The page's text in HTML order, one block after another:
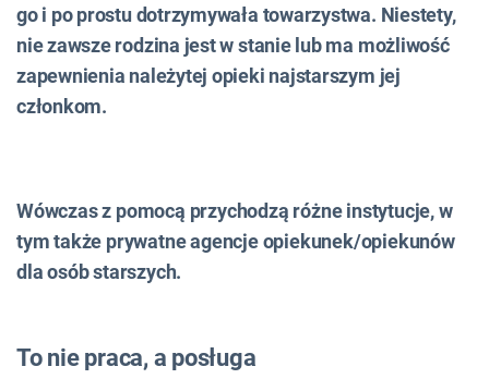
go i po prostu dotrzymywała towarzystwa. Niestety,
nie zawsze rodzina jest w stanie lub ma możliwość
zapewnienia należytej opieki najstarszym jej
członkom.
Wówczas z pomocą przychodzą różne instytucje, w
tym także prywatne agencje opiekunek/opiekunów
dla osób starszych.
To nie praca, a posługa